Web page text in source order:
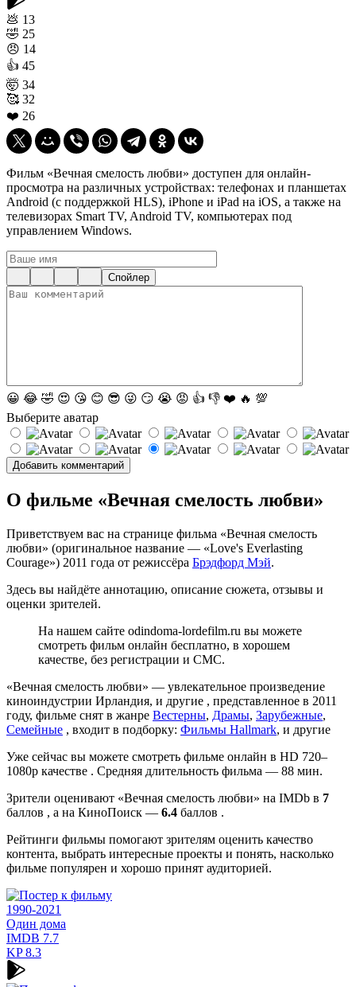
💩 13
🤣 25
😠 14
👍 45
🤯 34
🥰 32
❤️ 26
Фильм «Вечная смелость любви» доступен для онлайн-
просмотра на различных устройствах: телефонах и планшетах
Android (с поддержкой HLS), iPhone и iPad на iOS, а также на
телевизорах Smart TV, Android TV, компьютерах под
управлением Windows.
Спойлер
😀 😂 🤣 😍 😘 😊 😎 😜 😏 😭 😡 👍 👎 ❤️ 🔥 💯
Выберите аватар
О фильме «Вечная смелость любви»
Приветствуем вас на странице фильма «Вечная смелость
любви» (оригинальное название — «Love's Everlasting
Courage») 2011 года от режиссёра Брэдфорд Мэй.
Здесь вы найдёте аннотацию, описание сюжета, отзывы и
оценки зрителей.
На нашем сайте odindoma-lordefilm.ru вы можете
смотреть фильм онлайн бесплатно, в хорошем
качестве, без регистрации и СМС.
«Вечная смелость любви» — увлекательное произведение
киноиндустрии Ирландия, и другие , представленное в 2011
году, фильме снят в жанре Вестерны, Драмы, Зарубежные,
Семейные , входит в подборку: Фильмы Hallmark, и другие
Уже сейчас вы можете смотреть фильме онлайн в HD 720–
1080p качестве . Средняя длительность фильма — 88 мин.
Зрители оценивают «Вечная смелость любви» на IMDb в 7
баллов , а на КиноПоиск — 6.4 баллов .
Рейтинги фильмы помогают зрителям оценить качество
контента, выбрать интересные проекты и понять, насколько
фильме популярен и хорошо принят аудиторией.
1990-2021
Один дома
IMDB 7.7
KP8.3